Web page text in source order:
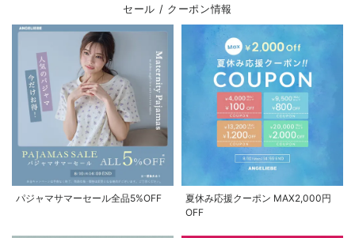
セール / クーポン情報
パジャマサマーセール全品5%OFF
夏休み応援クーポン MAX2,000円
OFF